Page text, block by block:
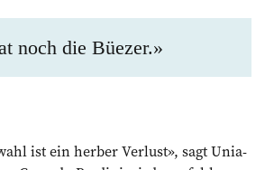
noch die Büezer.»
ist ein herber Verlust», sagt Unia-